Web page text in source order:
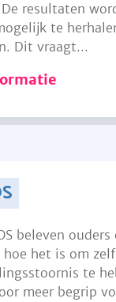
resultaten
te
Dit vraagt...
beleven ouders
het is om
te
meer begrip